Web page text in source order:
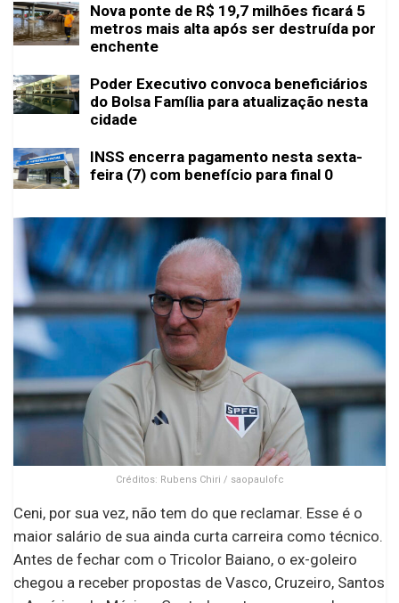
Nova ponte de R$ 19,7 milhões ficará 5
metros mais alta após ser destruída por
enchente
Poder Executivo convoca beneficiários
do Bolsa Família para atualização nesta
cidade
INSS encerra pagamento nesta sexta-
feira (7) com benefício para final 0
Créditos: Rubens Chiri / saopaulofc
Ceni, por sua vez, não tem do que reclamar. Esse é o
maior salário de sua ainda curta carreira como técnico.
Antes de fechar com o Tricolor Baiano, o ex-goleiro
chegou a receber propostas de Vasco, Cruzeiro, Santos